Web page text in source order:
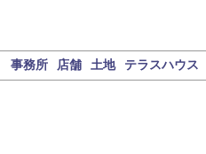
事務所 店舗 土地 テラスハウス